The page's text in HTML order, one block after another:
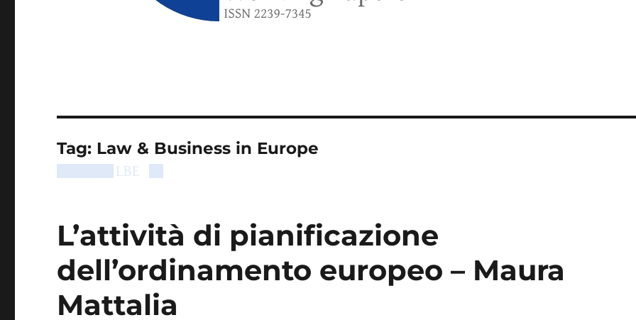
Tag: Law & Business in Europe
L’attività di pianificazione
dell’ordinamento europeo – Maura
Mattalia